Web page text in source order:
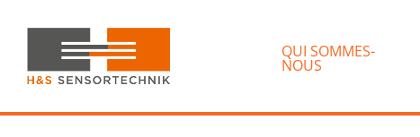
navigation
au
contenu
principal
Sensortechnik
QUI SOMMES-
NOUS